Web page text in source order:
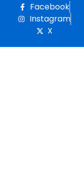
Facebook
Instagram
X